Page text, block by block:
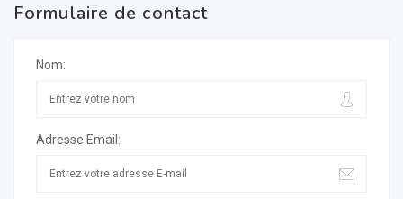
Formulaire de contact
Nom:
Adresse Email: